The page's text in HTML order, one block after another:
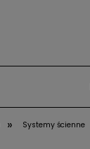
» Systemy ścienne